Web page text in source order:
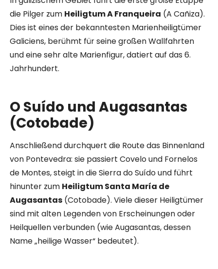
die Pilger zum Heiligtum A Franqueira (A Cañiza).
Dies ist eines der bekanntesten Marienheiligtümer
Galiciens, berühmt für seine großen Wallfahrten
und eine sehr alte Marienfigur, datiert auf das 6.
Jahrhundert.
O Suído und Augasantas
(Cotobade)
Anschließend durchquert die Route das Binnenland
von Pontevedra: sie passiert Covelo und Fornelos
de Montes, steigt in die Sierra do Suído und führt
hinunter zum Heiligtum Santa María de
Augasantas (Cotobade). Viele dieser Heiligtümer
sind mit alten Legenden von Erscheinungen oder
Heilquellen verbunden (wie Augasantas, dessen
Name „heilige Wasser“ bedeutet).